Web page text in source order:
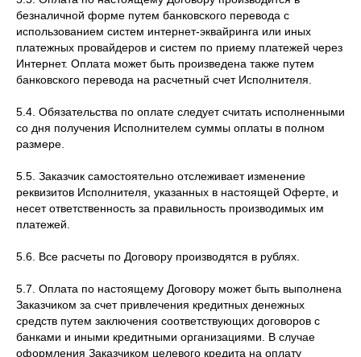
безналичной форме путем банковского перевода с
использованием систем интернет-эквайринга или иных
платежных провайдеров и систем по приему платежей через
Интернет. Оплата может быть произведена также путем
банковского перевода на расчетный счет Исполнителя.
5.4. Обязательства по оплате следует считать исполненными
со дня получения Исполнителем суммы оплаты в полном
размере.
5.5. Заказчик самостоятельно отслеживает изменение
реквизитов Исполнителя, указанных в настоящей Оферте, и
несет ответственность за правильность производимых им
платежей.
5.6. Все расчеты по Договору производятся в рублях.
5.7. Оплата по настоящему Договору может быть выполнена
Заказчиком за счет привлечения кредитных денежных
средств путем заключения соответствующих договоров с
банками и иными кредитными организациями. В случае
оформления Заказчиком целевого кредита на оплату